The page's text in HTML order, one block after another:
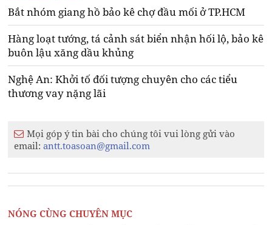
Bắt nhóm giang hồ bảo kê chợ đầu mối ở TP.HCM
Hàng loạt tướng, tá cảnh sát biển nhận hối lộ, bảo kê
buôn lậu xăng dầu khủng
Nghệ An: Khởi tố đối tượng chuyên cho các tiểu
thương vay nặng lãi
Mọi góp ý tin bài cho chúng tôi vui lòng gửi vào
email:antt.toasoan@gmail.com
NÓNG CÙNG CHUYÊN MỤC